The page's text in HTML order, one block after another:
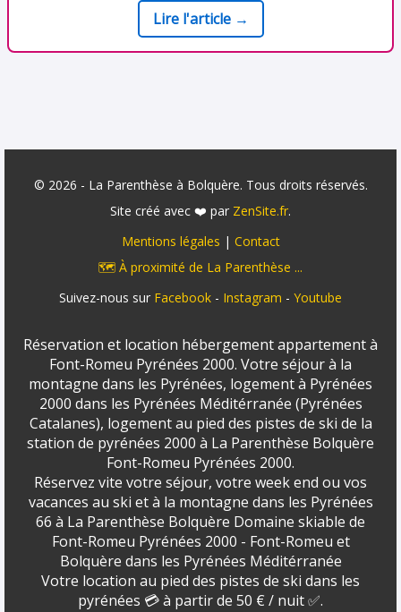
Lire l'article →
© 2026 - La Parenthèse à Bolquère. Tous droits réservés.
Site créé avec ❤️ par ZenSite.fr.
Mentions légales | Contact
🗺️ À proximité de La Parenthèse ...
Suivez-nous sur Facebook - Instagram - Youtube
Réservation et location hébergement appartement à
Font-Romeu Pyrénées 2000. Votre séjour à la
montagne dans les Pyrénées, logement à Pyrénées
2000 dans les Pyrénées Méditérranée (Pyrénées
Catalanes), logement au pied des pistes de ski de la
station de pyrénées 2000 à La Parenthèse Bolquère
Font-Romeu Pyrénées 2000.
Réservez vite votre séjour, votre week end ou vos
vacances au ski et à la montagne dans les Pyrénées
66 à La Parenthèse Bolquère Domaine skiable de
Font-Romeu Pyrénées 2000 - Font-Romeu et
Bolquère dans les Pyrénées Méditérranée
Votre location au pied des pistes de ski dans les
pyrénées 💳 à partir de 50 € / nuit ✅.